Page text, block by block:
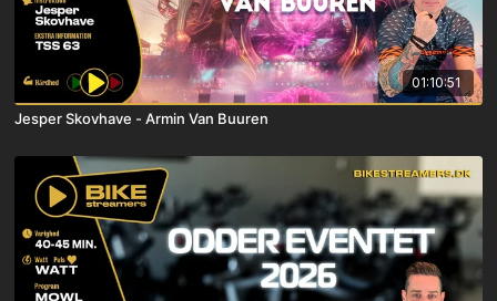
01:10:51
Jesper Skovhave - Armin Van Buuren